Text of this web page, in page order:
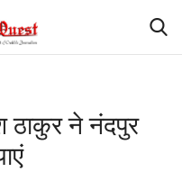
ने नंदपुर